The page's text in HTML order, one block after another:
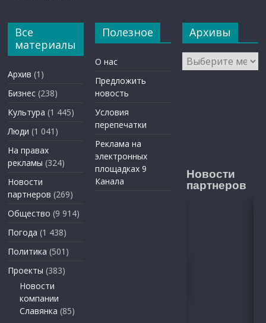
Все
материалы
Архив (1)
Бизнес (238)
Культура (1 445)
Люди (1 041)
На правах
рекламы (324)
Новости
партнеров (269)
Общество (9 914)
Погода (1 438)
Политика (501)
Проекты (383)
Новости
компании
Славянка (85)
Полезное
О нас
Предложить
новость
Условия
перепечатки
Реклама на
электронных
площадках 9
Канала
Архивы
Архивы
Новости
партнеров